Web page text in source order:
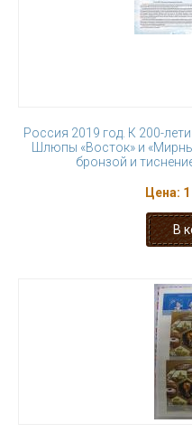
Россия 2019 год. К 200-
Шлюпы «Восток» и
бронзой и
Цена: